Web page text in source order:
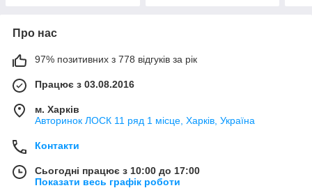
Про нас
97% позитивних з 778 відгуків за рік
Працює з 03.08.2016
м. Харків
Авторинок ЛОСК 11 ряд 1 місце, Харків, Україна
Контакти
Сьогодні працює з 10:00 до 17:00
Показати весь графік роботи